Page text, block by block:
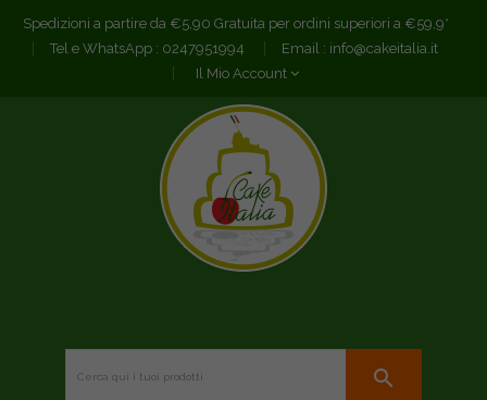
Spedizioni a partire da €5,90 Gratuita per ordini superiori a €59,9*
Tel e WhatsApp : 0247951994 Email : info@cakeitalia.it
Il Mio Account
search